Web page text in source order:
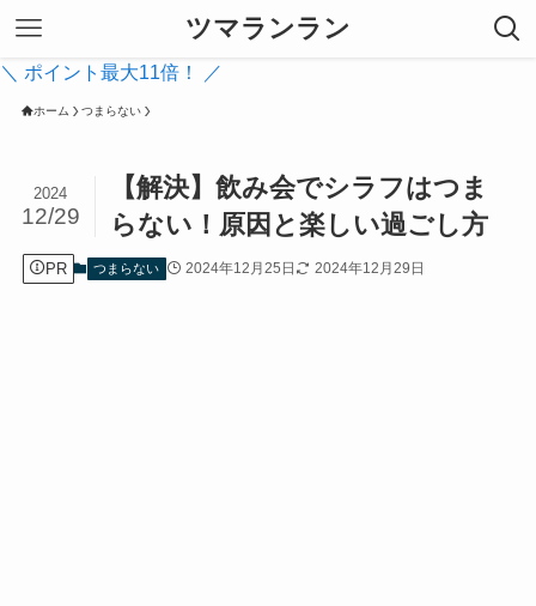
ツマランラン
＼ ポイント最大11倍！ ／
ホーム つまらない
【解決】飲み会でシラフはつま
らない！原因と楽しい過ごし方
2024
12/29
PR つまらない 2024年12月25日 2024年12月29日